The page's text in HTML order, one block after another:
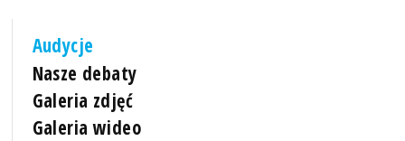
Audycje
Nasze debaty
Galeria zdjęć
Galeria wideo